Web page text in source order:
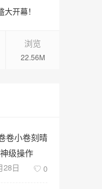
开幕！
浏览
22.56M
卷小卷刻晴
级操作
28日 0